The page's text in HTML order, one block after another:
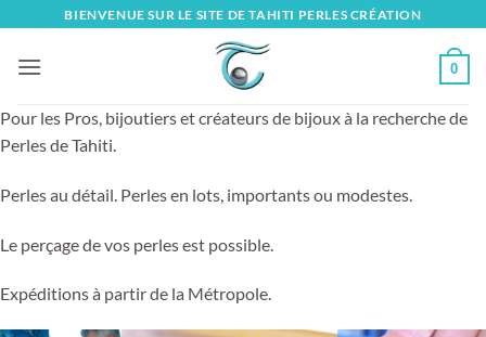
content
BIENVENUE SUR LE SITE DE TAHITI PERLES CRÉATION
0
Pour les Pros, bijoutiers et créateurs de bijoux à la recherche de
Perles de Tahiti.
Perles au détail. Perles en lots, importants ou modestes.
Le perçage de vos perles est possible.
Expéditions à partir de la Métropole.